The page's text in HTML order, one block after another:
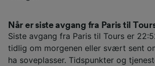
Når er siste avgang fra Paris til
Siste avgang fra Paris til Tours er
tidlig om morgenen eller svært sent
ha soveplasser. Tidspunkter og